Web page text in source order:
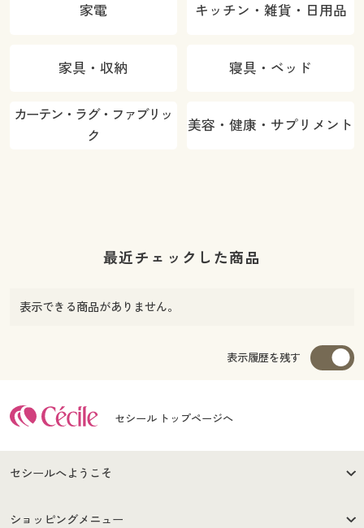
家電 キッチン・雑貨・日用品
家具・収納 寝具・ベッド
カーテン・ラグ・ファブリッ
ク
美容・健康・サプリメント
最近チェックした商品
表示できる商品がありません。
表示履歴を残す
セシール トップページへ
セシールへようこそ
はじめての方へ
ショッピングメニュー